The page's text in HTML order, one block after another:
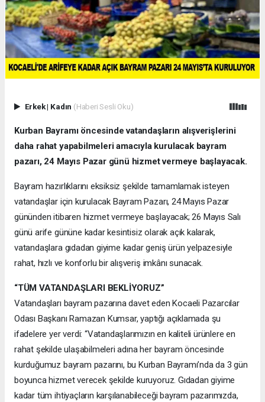
Erkek| Kadın (Haberi Sesli Oku)
Kurban Bayramı öncesinde vatandaşların alışverişlerini
daha rahat yapabilmeleri amacıyla kurulacak bayram
pazarı, 24 Mayıs Pazar günü hizmet vermeye başlayacak.
Bayram hazırlıklarını eksiksiz şekilde tamamlamak isteyen
vatandaşlar için kurulacak Bayram Pazarı, 24 Mayıs Pazar
gününden itibaren hizmet vermeye başlayacak; 26 Mayıs Salı
günü arife gününe kadar kesintisiz olarak açık kalarak,
vatandaşlara gıdadan giyime kadar geniş ürün yelpazesiyle
rahat, hızlı ve konforlu bir alışveriş imkânı sunacak.
“TÜM VATANDAŞLARI BEKLİYORUZ”
Vatandaşları bayram pazarına davet eden Kocaeli Pazarcılar
Odası Başkanı Ramazan Kumsar, yaptığı açıklamada şu
ifadelere yer verdi: “Vatandaşlarımızın en kaliteli ürünlere en
rahat şekilde ulaşabilmeleri adına her bayram öncesinde
kurduğumuz bayram pazarını, bu Kurban Bayramı’nda da 3 gün
boyunca hizmet verecek şekilde kuruyoruz. Gıdadan giyime
kadar tüm ihtiyaçların karşılanabileceği bayram pazarımızda,